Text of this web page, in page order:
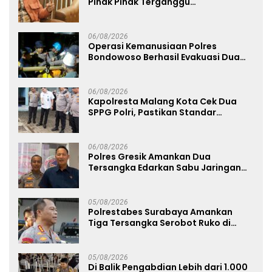
06/08/2026
Operasi Kemanusiaan Polres
Bondowoso Berhasil Evakuasi Dua
06/08/2026
Kapolresta Malang Kota Cek Dua
SPPG Polri, Pastikan Standar
06/08/2026
Polres Gresik Amankan Dua
Tersangka Edarkan Sabu Jaringan
05/08/2026
Polrestabes Surabaya Amankan
Tiga Tersangka Serobot Ruko di
05/08/2026
Di Balik Pengabdian Lebih dari 1.000